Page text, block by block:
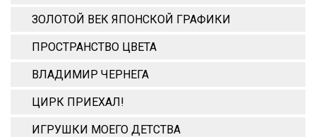
ЗОЛОТОЙ ВЕК ЯПОНСКОЙ ГРАФИКИ
ПРОСТРАНСТВО ЦВЕТА
ВЛАДИМИР ЧЕРНЕГА
ЦИРК ПРИЕХАЛ!
ИГРУШКИ МОЕГО ДЕТСТВА